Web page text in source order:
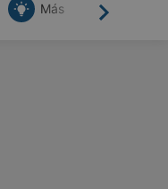
Tovább
Más